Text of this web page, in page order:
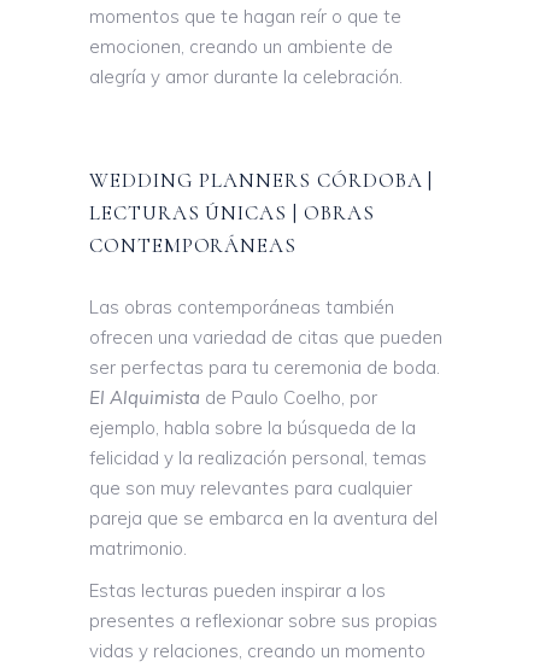
momentos que te hagan reír o que te
emocionen, creando un ambiente de
alegría y amor durante la celebración.
WEDDING PLANNERS CÓRDOBA |
LECTURAS ÚNICAS | OBRAS
CONTEMPORÁNEAS
Las obras contemporáneas también
ofrecen una variedad de citas que pueden
ser perfectas para tu ceremonia de boda.
El Alquimista de Paulo Coelho, por
ejemplo, habla sobre la búsqueda de la
felicidad y la realización personal, temas
que son muy relevantes para cualquier
pareja que se embarca en la aventura del
matrimonio.
Estas lecturas pueden inspirar a los
presentes a reflexionar sobre sus propias
vidas y relaciones, creando un momento